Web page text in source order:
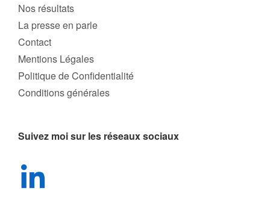
Nos résultats
La presse en parle
Contact
Mentions Légales
Politique de Confidentialité
Conditions générales
Suivez moi sur les réseaux sociaux